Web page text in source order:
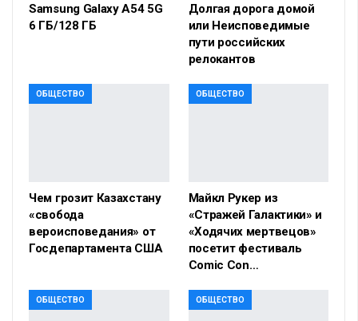
Samsung Galaxy A54 5G
6 ГБ/128 ГБ
Долгая дорога домой
или Неисповедимые
пути российских
релокантов
ОБЩЕСТВО
Чем грозит Казахстану
«свобода
вероисповедания» от
Госдепартамента США
ОБЩЕСТВО
Майкл Рукер из
«Стражей Галактики» и
«Ходячих мертвецов»
посетит фестиваль
Comic Con…
ОБЩЕСТВО ОБЩЕСТВО